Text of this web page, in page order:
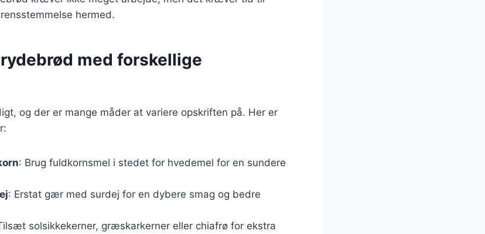
hermed.
med forskellige
og der er mange måder at variere opskriften på. Her er
: Brug fuldkornsmel i stedet for hvedemel for en sundere
: Erstat gær med surdej for en dybere smag og bedre
solsikkekerner, græskarkerner eller chiafrø for ekstra